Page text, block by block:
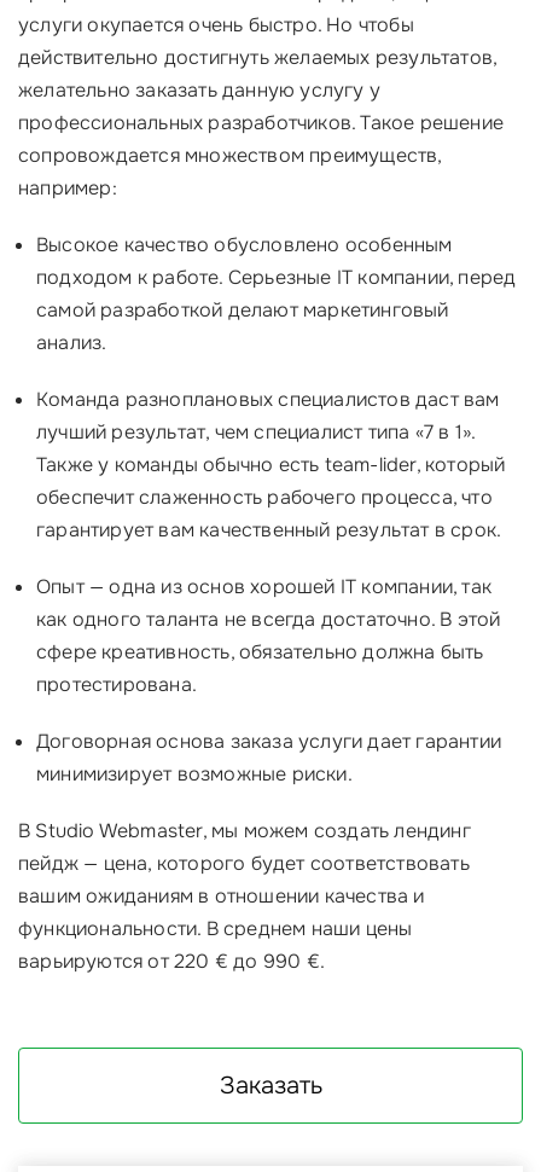
услуги окупается очень быстро. Но чтобы
действительно достигнуть желаемых результатов,
желательно заказать данную услугу у
профессиональных разработчиков. Такое решение
сопровождается множеством преимуществ,
например:
Высокое качество обусловлено особенным
подходом к работе. Серьезные IT компании, перед
самой разработкой делают маркетинговый
анализ.
Команда разноплановых специалистов даст вам
лучший результат, чем специалист типа «7 в 1».
Также у команды обычно есть team-lider, который
обеспечит слаженность рабочего процесса, что
гарантирует вам качественный результат в срок.
Опыт — одна из основ хорошей IT компании, так
как одного таланта не всегда достаточно. В этой
сфере креативность, обязательно должна быть
протестирована.
Договорная основа заказа услуги дает гарантии
минимизирует возможные риски.
В Studio Webmaster, мы можем создать лендинг
пейдж — цена, которого будет соответствовать
вашим ожиданиям в отношении качества и
функциональности. В среднем наши цены
варьируются от 220 € до 990 €.
Заказать